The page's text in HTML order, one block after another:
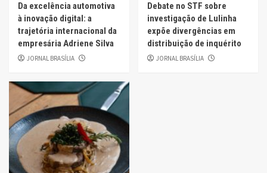
Da excelência automotiva
à inovação digital: a
trajetória internacional da
empresária Adriene Silva
JORNAL BRASÍLIA
Debate no STF sobre
investigação de Lulinha
expõe divergências em
distribuição de inquérito
JORNAL BRASÍLIA